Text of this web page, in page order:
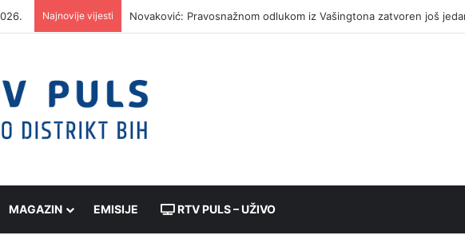
Najnovije vijesti Bijeljina: Otkrivena plantaža indijske konoplje
MAGAZIN EMISIJE RTV PULS – UŽIVO